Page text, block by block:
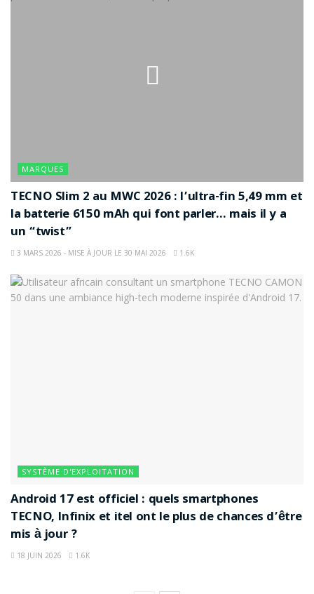
MARQUES
TECNO Slim 2 au MWC 2026 : l’ultra-fin 5,49 mm et
la batterie 6150 mAh qui font parler… mais il y a
un “twist”
3 MARS 2026 - MISE À JOUR LE 30 MAI 2026 1.6K
SYSTÈME D'EXPLOITATION
Android 17 est officiel : quels smartphones
TECNO, Infinix et itel ont le plus de chances d’être
mis à jour ?
18 JUIN 2026 1.6K